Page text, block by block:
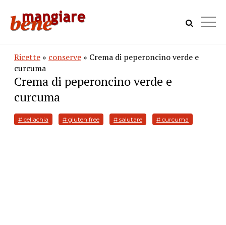
Ricette » conserve » Crema di peperoncino verde e
curcuma
Crema di peperoncino verde e
curcuma
# celiachia # gluten free # salutare # curcuma